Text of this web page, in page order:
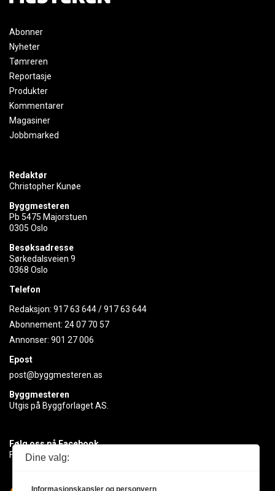
Abonner
Nyheter
Tømreren
Reportasje
Produkter
Kommentarer
Magasiner
Jobbmarked
Redaktør
Christopher Kunøe
Byggmesteren
Pb 5475 Majorstuen
0305 Oslo
Besøksadresse
Sørkedalsveien 9
0368 Oslo
Telefon
Redaksjon: 917 63 644/917 63 644
Abonnement: 24 07 70 57
Annonser: 901 27 006
Epost
post@byggmesteren.as
Byggmesteren
Utgis på Byggforlaget AS.
Følg oss på Facebook
Få med deg det siste innen byggebransjen
Dine valg:
Informasjonskapsler og personvern